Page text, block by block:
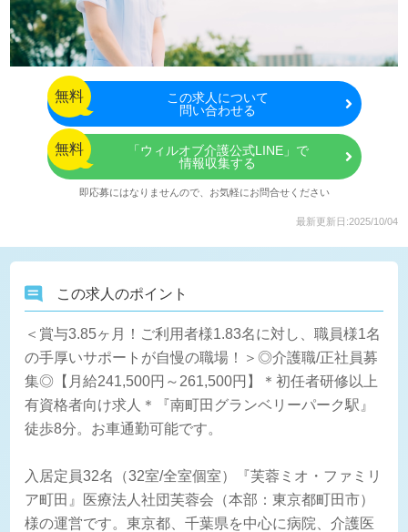
無料 この求人について
問い合わせる
無料
「ウィルオブ介護公式LINE」で
情報収集する
即応募にはなりませんので、お気軽にお問合せください
最新更新日:2025/10/04
この求人のポイント
＜賞与3.85ヶ月！ご利用者様1.83名に対し、職員様1名
の手厚いサポートが自慢の職場！＞◎介護職/正社員募
集◎【月給241,500円～261,500円】＊初任者研修以上
有資格者向け求人＊『南町田グランベリーパーク駅』
徒歩8分。お車通勤可能です。
入居定員32名（32室/全室個室）『芙蓉ミオ・ファミリ
ア町田』医療法人社団芙蓉会（本部：東京都町田市）
様の運営です。東京都、千葉県を中心に病院、介護医